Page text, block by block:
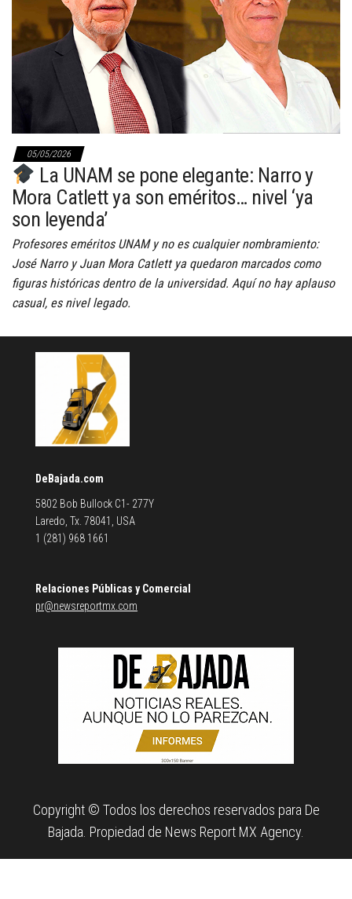
05/05/2026
La UNAM se pone elegante: Narro y
Mora Catlett ya son eméritos… nivel ‘ya
son leyenda’
Profesores eméritos UNAM y no es cualquier nombramiento:
José Narro y Juan Mora Catlett ya quedaron marcados como
figuras históricas dentro de la universidad. Aquí no hay aplauso
casual, es nivel legado.
DeBajada.com
5802 Bob Bullock C1- 277Y
Laredo, Tx. 78041, USA
1 (281) 968 1661
Relaciones Públicas y Comercial
pr@newsreportmx.com
Copyright © Todos los derechos reservados para De
Bajada. Propiedad de News Report MX Agency.